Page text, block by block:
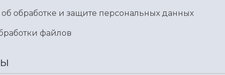
обработке и защите персональных данных
файлов